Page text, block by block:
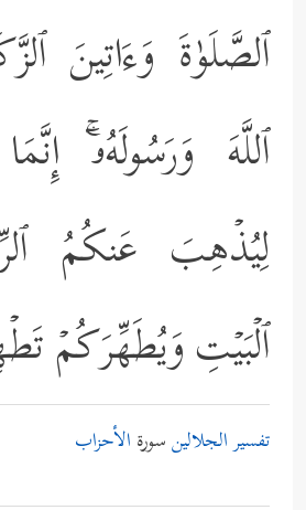
ٱلصَّلَوٰةَ وَءَاتِینَ
ٱللَّهَ وَرَسُولَهُۥۤۚ
لِیُذۡهِبَ عَنكُمُ
ٱلۡبَیۡتِ وَیُطَهِّرَكُمۡ
تفسير الجلالينسورة الأحزاب